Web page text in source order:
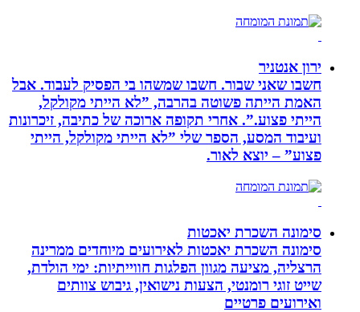
ירון אנטניר
חשבו שאני שבור. חשבו שמשהו בי הפסיק לעבוד. אבל
האמת הייתה פשוטה בהרבה, ”לא הייתי מקולקל,
הייתי פצוע.”. אחרי תקופה ארוכה של כתיבה, זיכרונות
ועיבוד המסע, הספר שלי ”לא הייתי מקולקל, הייתי
פצוע” – יוצא לאור.
סימונה השכרת יאכטות
סימונה השכרת יאכטות לאירועים מיוחדים ממרינה
הרצליה, מציעה מגוון הפלגות חווייתיות: ימי הולדת,
שייט זוגי רומנטי, הצעות נישואין, גיבוש צוותים
ואירועים פרטיים